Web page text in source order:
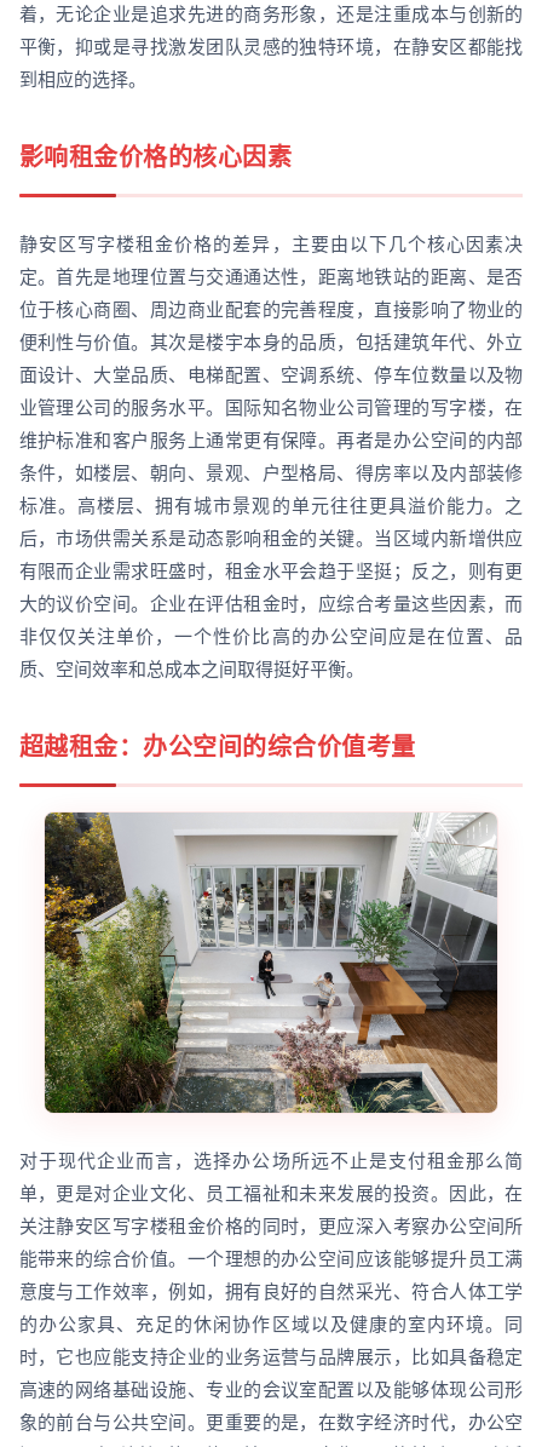
着，无论企业是追求先进的商务形象，还是注重成本与创新的
平衡，抑或是寻找激发团队灵感的独特环境，在静安区都能找
到相应的选择。
影响租金价格的核心因素
静安区写字楼租金价格的差异，主要由以下几个核心因素决
定。首先是地理位置与交通通达性，距离地铁站的距离、是否
位于核心商圈、周边商业配套的完善程度，直接影响了物业的
便利性与价值。其次是楼宇本身的品质，包括建筑年代、外立
面设计、大堂品质、电梯配置、空调系统、停车位数量以及物
业管理公司的服务水平。国际知名物业公司管理的写字楼，在
维护标准和客户服务上通常更有保障。再者是办公空间的内部
条件，如楼层、朝向、景观、户型格局、得房率以及内部装修
标准。高楼层、拥有城市景观的单元往往更具溢价能力。之
后，市场供需关系是动态影响租金的关键。当区域内新增供应
有限而企业需求旺盛时，租金水平会趋于坚挺；反之，则有更
大的议价空间。企业在评估租金时，应综合考量这些因素，而
非仅仅关注单价，一个性价比高的办公空间应是在位置、品
质、空间效率和总成本之间取得挺好平衡。
超越租金：办公空间的综合价值考量
对于现代企业而言，选择办公场所远不止是支付租金那么简
单，更是对企业文化、员工福祉和未来发展的投资。因此，在
关注静安区写字楼租金价格的同时，更应深入考察办公空间所
能带来的综合价值。一个理想的办公空间应该能够提升员工满
意度与工作效率，例如，拥有良好的自然采光、符合人体工学
的办公家具、充足的休闲协作区域以及健康的室内环境。同
时，它也应能支持企业的业务运营与品牌展示，比如具备稳定
高速的网络基础设施、专业的会议室配置以及能够体现公司形
象的前台与公共空间。更重要的是，在数字经济时代，办公空